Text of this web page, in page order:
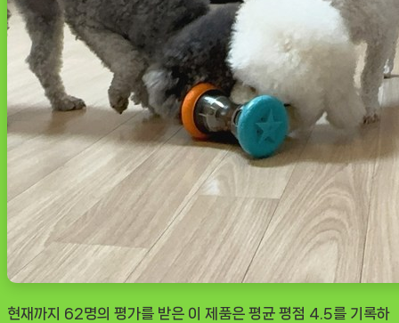
현재까지 62명의 평가를 받은 이 제품은 평균 평점 4.5를 기록하